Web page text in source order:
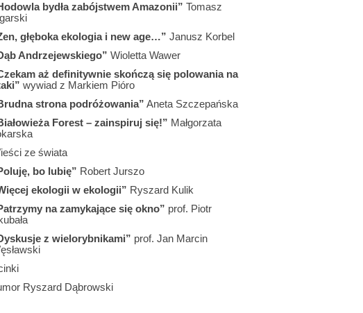
bydła zabójstwem Amazonii” Tomasz
głęboka ekologia i new age…” Janusz Korbel
Andrzejewskiego” Wioletta Wawer
aż definitywnie skończą się polowania na
wywiad z Markiem Pióro
strona podróżowania” Aneta Szczepańska
Forest – zainspiruj się!” Małgorzata
ze świata
bo lubię” Robert Jurszo
ekologii w ekologii” Ryszard Kulik
na zamykające się okno” prof. Piotr
z wielorybnikami” prof. Jan Marcin
Ryszard Dąbrowski